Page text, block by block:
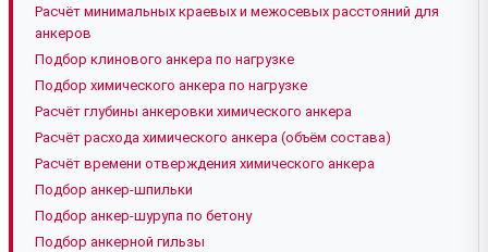
Расчёт минимальных краевых и межосевых расстояний для
анкеров
Подбор клинового анкера по нагрузке
Подбор химического анкера по нагрузке
Расчёт глубины анкеровки химического анкера
Расчёт расхода химического анкера (объём состава)
Расчёт времени отверждения химического анкера
Подбор анкер-шпильки
Подбор анкер-шурупа по бетону
Подбор анкерной гильзы